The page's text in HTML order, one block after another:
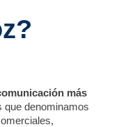
más
que denominamos